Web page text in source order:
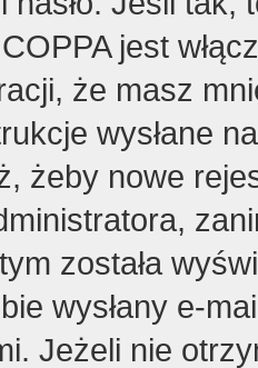
jest
że masz
wysłane
żeby nowe
została
wysłany e-
Jeżeli nie